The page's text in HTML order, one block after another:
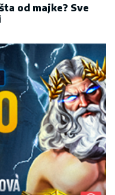
od majke? Sve